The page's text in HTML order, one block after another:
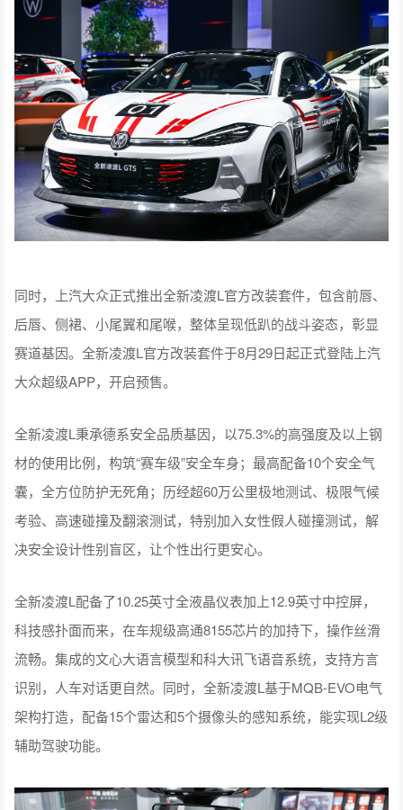
同时，上汽大众正式推出全新凌渡L官方改装套件，包含前唇、
后唇、侧裙、小尾翼和尾喉，整体呈现低趴的战斗姿态，彰显
赛道基因。全新凌渡L官方改装套件于8月29日起正式登陆上汽
大众超级APP，开启预售。
全新凌渡L秉承德系安全品质基因，以75.3%的高强度及以上钢
材的使用比例，构筑“赛车级”安全车身；最高配备10个安全气
囊，全方位防护无死角；历经超60万公里极地测试、极限气候
考验、高速碰撞及翻滚测试，特别加入女性假人碰撞测试，解
决安全设计性别盲区，让个性出行更安心。
全新凌渡L配备了10.25英寸全液晶仪表加上12.9英寸中控屏，
科技感扑面而来，在车规级高通8155芯片的加持下，操作丝滑
流畅。集成的文心大语言模型和科大讯飞语音系统，支持方言
识别，人车对话更自然。同时，全新凌渡L基于MQB-EVO电气
架构打造，配备15个雷达和5个摄像头的感知系统，能实现L2级
辅助驾驶功能。